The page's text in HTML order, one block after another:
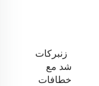
زنبركات
شد مع
خطافات